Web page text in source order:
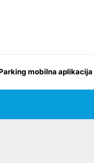
mobilna aplikacija